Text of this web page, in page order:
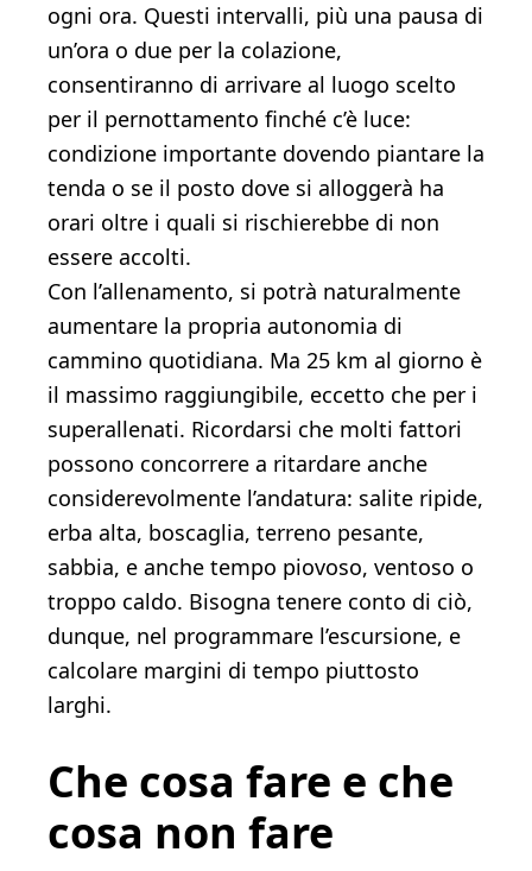
ogni ora. Questi intervalli, più una pausa di
un’ora o due per la colazione,
consentiranno di arrivare al luogo scelto
per il pernottamento finché c’è luce:
condizione importante dovendo piantare la
tenda o se il posto dove si alloggerà ha
orari oltre i quali si rischierebbe di non
essere accolti.
Con l’allenamento, si potrà naturalmente
aumentare la propria autonomia di
cammino quotidiana. Ma 25 km al giorno è
il massimo raggiungibile, eccetto che per i
superallenati. Ricordarsi che molti fattori
possono concorrere a ritardare anche
considerevolmente l’andatura: salite ripide,
erba alta, boscaglia, terreno pesante,
sabbia, e anche tempo piovoso, ventoso o
troppo caldo. Bisogna tenere conto di ciò,
dunque, nel programmare l’escursione, e
calcolare margini di tempo piuttosto
larghi.
Che cosa fare e che
cosa non fare